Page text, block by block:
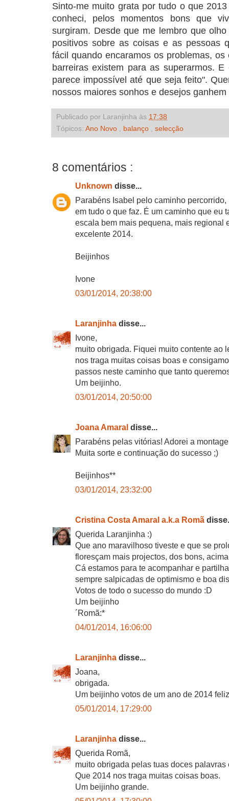
Sinto-me muito grata por tudo o que
conheci, pelos momentos bons que
surgiram. Desde que me lembro que
positivos sobre as coisas e as pessoas
fácil quando encaramos os problemas,
barreiras existem para as superarmos.
parece impossível até que seja feito".
nossos maiores sonhos e desejos
Publicado por Laranjinha às 17:38
Tópicos: Ano Novo balanço selecção
8 comentários :
Unknown disse...
Parabéns Isabel pelo caminho
em tudo o que faz. É um caminho que eu
escala bem mais pequena, mais regional
excelente 2014.
Beijinhos
Ivone
03/01/2014, 20:38:00
Laranjinha disse...
Ivone,
muito obrigada. Fiquei muito contente ao
nos traga muitas coisas boas e
passos neste caminho que tanto
Um beijinho.
03/01/2014, 20:50:00
Joana Amaral disse...
Parabéns pelas vitórias! Adorei a
Muita sorte e continuação do sucesso ;)
Beijinhos**
03/01/2014, 23:32:00
Cristina Costa Amaral a.k.a Romã
Querida Laranjinha :)
Que ano maravilhoso tiveste e que se
floresçam mais projectos, dos bons,
Cá estamos para te acompanhar e
sempre salpicadas de optimismo e boa
Votos de todo o sucesso do mundo :D
Um beijinho
´Romã:*
04/01/2014, 16:06:00
Laranjinha disse...
Joana,
obrigada.
Um beijinho votos de um ano de 2014
05/01/2014, 17:29:00
Laranjinha disse...
Querida Romã,
muito obrigada pelas tuas doces palavras
Que 2014 nos traga muitas coisas boas.
Um beijinho grande.